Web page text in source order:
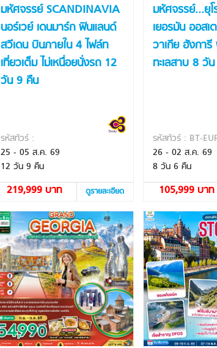
มหัศจรรย์ SCANDINAVIA
นอร์เวย์ เดนมาร์ก ฟินแลนด์
สวีเดน บินภายใน 4 ไฟล์ท
เที่ยวเต็ม ไม่เหนื่อยนั่งรถ 12
วัน 9 คืน
รหัสทัวร์ :
25 - 05 ส.ค. 69
12 วัน 9 คืน
219,999 บาท ดูรายละเอียด
มหัศจรรย์...ยุ
เยอรมัน ออสเ
วาเกีย ฮังกา
ทะเลสาบ 8 วั
รหัสทัวร์ : BT-
26 - 02 ส.ค. 69
8 วัน 6 คืน
105,999 บาท